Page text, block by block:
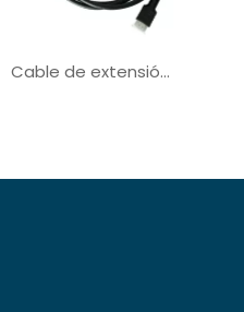
Cable de extensión de cable de enchufe HDMI personalizado para automóviles de la industria